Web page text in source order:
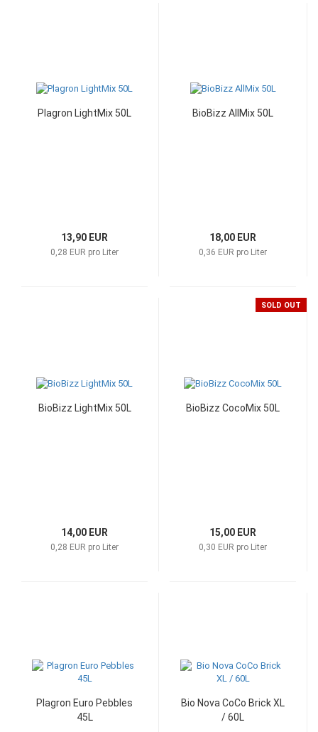
Plagron LightMix 50L
13,90 EUR
0,28 EUR pro Liter
BioBizz AllMix 50L
18,00 EUR
0,36 EUR pro Liter
BioBizz LightMix 50L
14,00 EUR
0,28 EUR pro Liter
SOLD OUT
BioBizz CocoMix 50L
15,00 EUR
0,30 EUR pro Liter
Plagron Euro Pebbles
45L
Bio Nova CoCo Brick XL
/ 60L